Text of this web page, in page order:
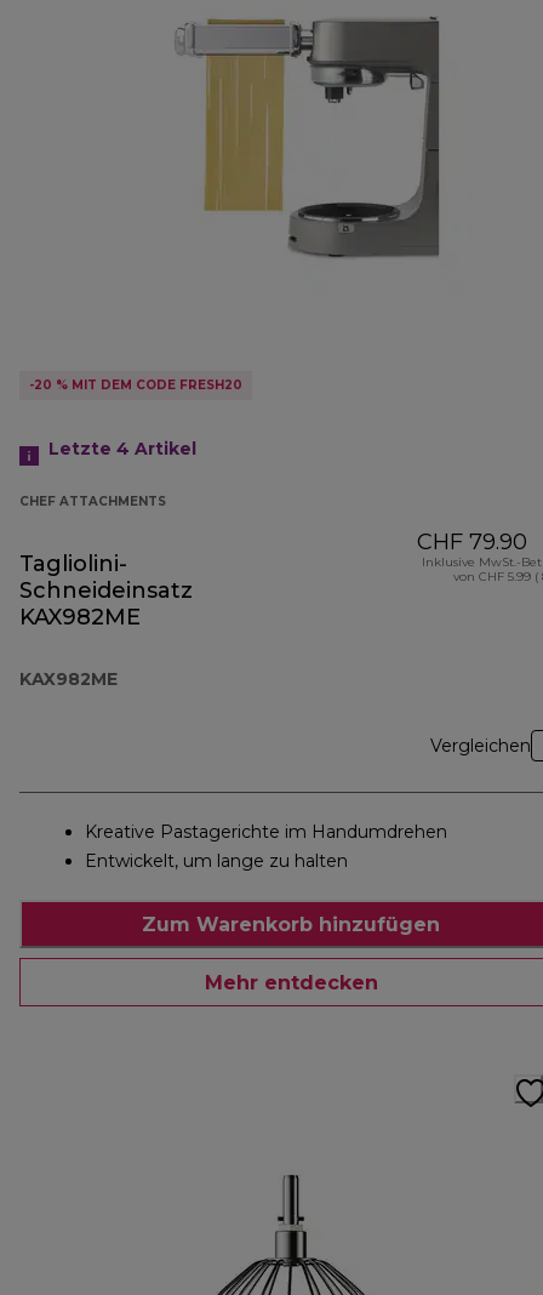
-20 % MIT DEM CODE FRESH20
Letzte 4 Artikel
CHEF ATTACHMENTS
Tagliolini-
Schneideinsatz
KAX982ME
KAX982ME
CHF 79.90
Inklusive MwSt.-
von CHF 5.99 (
Vergleichen
Kreative Pastagerichte im Handumdrehen
Entwickelt, um lange zu halten
Zum Warenkorb hinzufügen
Mehr entdecken